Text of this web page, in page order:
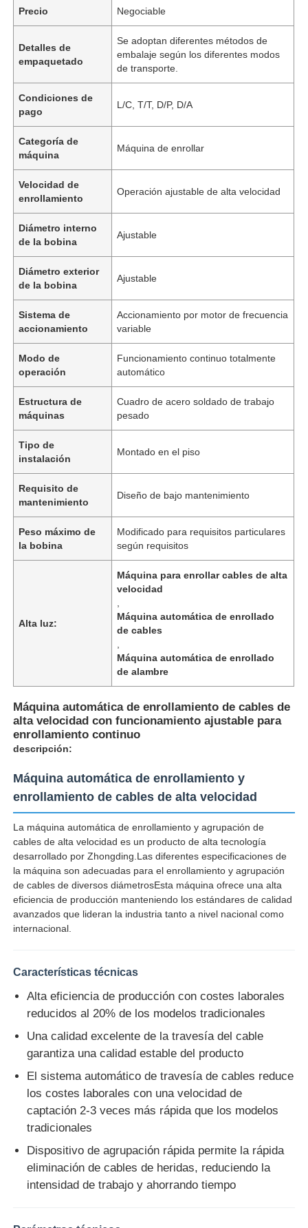
Inicio
Productos
Sobre nosotros
Control de Calidad
Contacto
noticias
Todos los casos
Solicitar una cotización
Precio Negociable
Detalles de
empaquetado
Se adoptan diferentes métodos de
embalaje según los diferentes modos
de transporte.
Condiciones de
pago
L/C, T/T, D/P, D/A
Categoría de
máquina
Máquina de enrollar
Velocidad de
enrollamiento
Operación ajustable de alta velocidad
Diámetro interno
de la bobina
Ajustable
Diámetro exterior
de la bobina
Ajustable
Sistema de
accionamiento
Accionamiento por motor de frecuencia
variable
Modo de
operación
Funcionamiento continuo totalmente
automático
Estructura de
máquinas
Cuadro de acero soldado de trabajo
pesado
Tipo de
instalación
Montado en el piso
Requisito de
mantenimiento
Diseño de bajo mantenimiento
Peso máximo de
la bobina
Modificado para requisitos particulares
según requisitos
Alta luz:
Máquina para enrollar cables de alta
velocidad
Máquina automática de enrollado
de cables
Máquina automática de enrollado
de alambre
Máquina automática de enrollamiento de cables de
alta velocidad con funcionamiento ajustable para
enrollamiento continuo
descripción:
Máquina automática de enrollamiento y
enrollamiento de cables de alta velocidad
La máquina automática de enrollamiento y agrupación de
cables de alta velocidad es un producto de alta tecnología
desarrollado por Zhongding.Las diferentes especificaciones de
la máquina son adecuadas para el enrollamiento y agrupación
de cables de diversos diámetrosEsta máquina ofrece una alta
eficiencia de producción manteniendo los estándares de calidad
avanzados que lideran la industria tanto a nivel nacional como
internacional.
Características técnicas
Alta eficiencia de producción con costes laborales
reducidos al 20% de los modelos tradicionales
Una calidad excelente de la travesía del cable
garantiza una calidad estable del producto
El sistema automático de travesía de cables reduce
los costes laborales con una velocidad de
captación 2-3 veces más rápida que los modelos
tradicionales
Dispositivo de agrupación rápida permite la rápida
eliminación de cables de heridas, reduciendo la
intensidad de trabajo y ahorrando tiempo